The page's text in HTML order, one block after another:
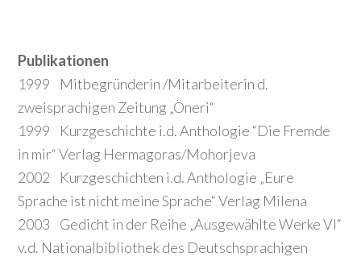
Publikationen
1999 Mitbegründerin /Mitarbeiterin d.
zweisprachigen Zeitung „Öneri“
1999 Kurzgeschichte i.d. Anthologie “Die Fremde
in mir“ Verlag Hermagoras/Mohorjeva
2002 Kurzgeschichten i.d. Anthologie „Eure
Sprache ist nicht meine Sprache“ Verlag Milena
2003 Gedicht in der Reihe „Ausgewählte Werke VI“
v.d. Nationalbibliothek des Deutschsprachigen